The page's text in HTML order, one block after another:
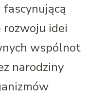
rozwoju idei
wspólnot
narodziny